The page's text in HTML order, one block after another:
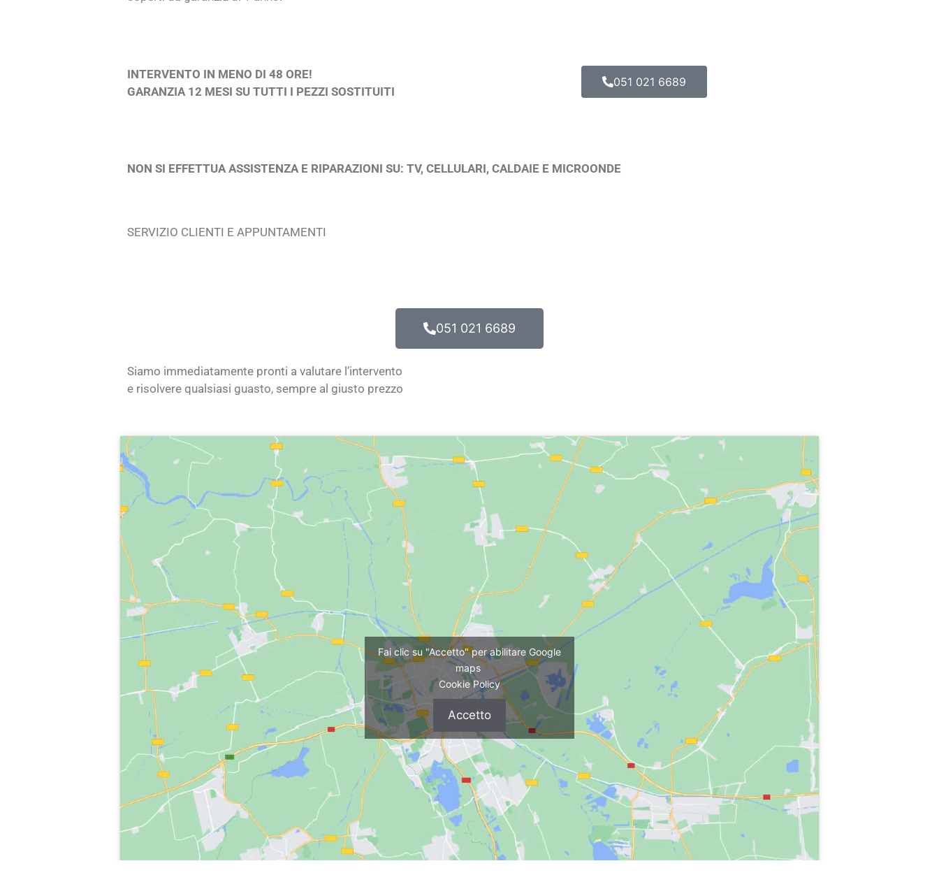
INTERVENTO IN MENO DI 48 ORE!
GARANZIA 12 MESI SU TUTTI I PEZZI SOSTITUITI
051 021 6689
NON SI EFFETTUA ASSISTENZA E RIPARAZIONI SU: TV, CELLULARI, CALDAIE E MICROONDE
SERVIZIO CLIENTI E APPUNTAMENTI
051 021 6689
Siamo immediatamente pronti a valutare l’intervento
e risolvere qualsiasi guasto, sempre al giusto prezzo
Fai clic su "Accetto" per abilitare Google
maps
Cookie Policy
Accetto